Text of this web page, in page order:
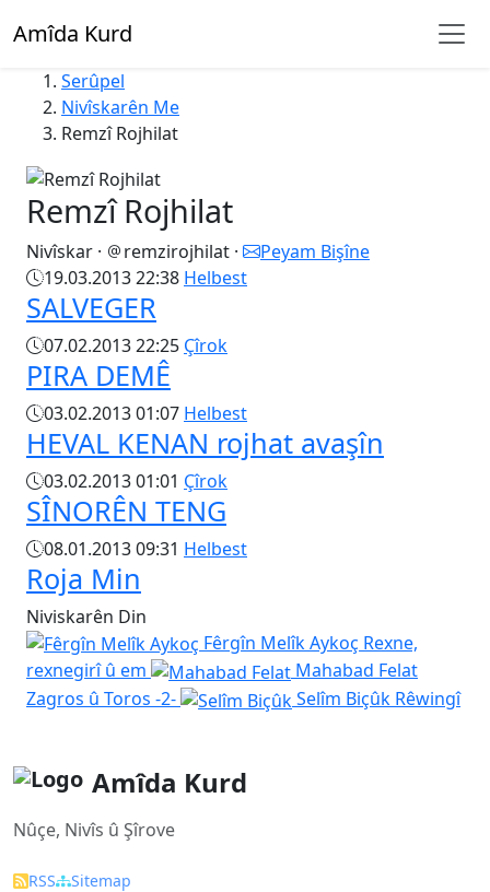
Amîda Kurd
Serûpel
Nivîskarên Me
Remzî Rojhilat
Remzî Rojhilat
Nivîskar · remzirojhilat ·
Peyam Bişîne
19.03.2013 22:38 Helbest
SALVEGER
07.02.2013 22:25 Çîrok
PIRA DEMÊ
03.02.2013 01:07 Helbest
HEVAL KENAN rojhat avaşîn
03.02.2013 01:01 Çîrok
SÎNORÊN TENG
08.01.2013 09:31 Helbest
Roja Min
Niviskarên Din
Fêrgîn Melîk Aykoç Rexne,
rexnegirî û em
Mahabad Felat
Zagros û Toros -2-
Selîm Biçûk Rêwingî
Amîda Kurd
Nûçe, Nivîs û Şîrove
RSS Sitemap